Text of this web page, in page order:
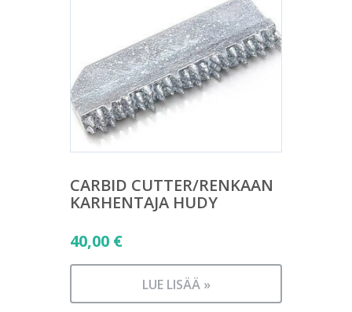
CARBID CUTTER/RENKAAN
KARHENTAJA HUDY
40,00 €
LUE LISÄÄ »